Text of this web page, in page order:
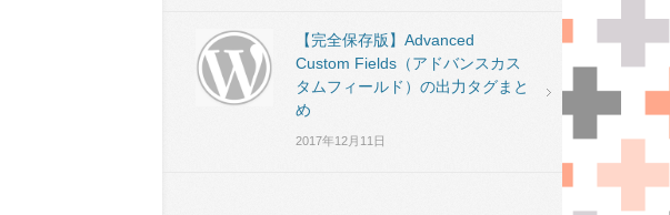
【完全保存版】Advanced
Custom Fields（アドバンスカス
タムフィールド）の出力タグまと
め
2017年12月11日